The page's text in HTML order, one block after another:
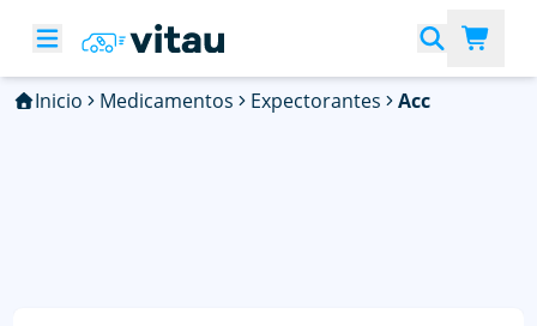
Inicio Medicamentos Expectorantes Acc